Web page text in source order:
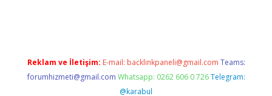
Reklam ve İletişim: E-mail: backlinkpaneli@gmail.com Teams:
forumhizmeti@gmail.com Whatsapp: 0262 606 0 726 Telegram:
@karabul